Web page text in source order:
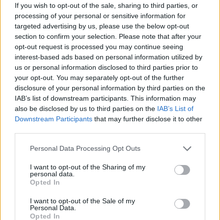
If you wish to opt-out of the sale, sharing to third parties, or
processing of your personal or sensitive information for
targeted advertising by us, please use the below opt-out
section to confirm your selection. Please note that after your
opt-out request is processed you may continue seeing
interest-based ads based on personal information utilized by
us or personal information disclosed to third parties prior to
your opt-out. You may separately opt-out of the further
disclosure of your personal information by third parties on the
IAB’s list of downstream participants. This information may
also be disclosed by us to third parties on the IAB’s List of
Downstream Participants that may further disclose it to other
Please note that this website/app uses one or more Google
not limited to your visit or usage behaviour. You may click to
grant or deny consent to Google and its third-party tags to
use your data for below specified purposes in below Google
consent section.
Personal Data Processing Opt Outs
I want to opt-out of the Sharing of my
personal data.
Opted In
I want to opt-out of the Sale of my
Personal Data.
Opted In
előbújjon belőle a vadállat, csak kiereszti azokat az
átkozott adamantium karmokat, de ettől nem
érkezik meg a megváltás, ennek a férfinak a
sarkában jár a halál, a családi boldogság nem neki
való, ő arra született, hogy örök kívülálló legyen,
akinek a lelke akkor sem lesz sohasem hófehér,
amikor a jó oldalon áll. Ezért szeretjük, lássuk be,
mert olyan igazi sötét alak a jófiúk között, akinek a
bűn a nyomában jár, olyan terheket hordoz,
amelyeket el sem tudunk képzelni, folyamatosan
mérgezi az adamantium, de az öngyógyító
képessége nem engedi neki, hogy utolérje a hőn